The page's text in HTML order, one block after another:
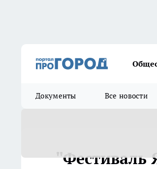
Документы Все новости
"Фестиваль